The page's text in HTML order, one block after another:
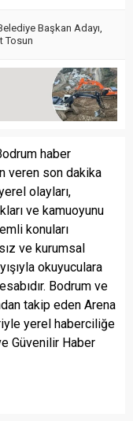
Başkan Adayı
Tosun
haber
veren son dakika
olayları,
ve kamuoyunu
konuları
ve kurumsal
okuyuculara
Bodrum ve
takip eden Arena
yerel haberciliğe
Güvenilir Haber